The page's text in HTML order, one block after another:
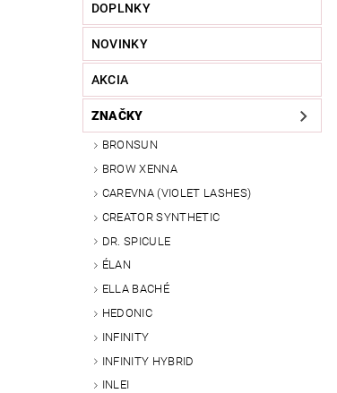
DOPLNKY
NOVINKY
AKCIA
ZNAČKY
BRONSUN
BROW XENNA
CAREVNA (VIOLET LASHES)
CREATOR SYNTHETIC
DR. SPICULE
ÉLAN
ELLA BACHÉ
HEDONIC
INFINITY
INFINITY HYBRID
INLEI